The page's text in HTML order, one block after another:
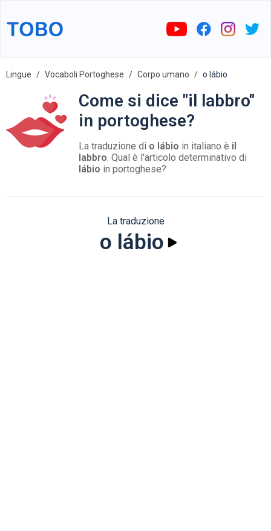
Lingue Vocaboli Portoghese Corpo umano o lábio
Come si dice "il labbro"
in portoghese?
La traduzione di o lábio in italiano è il
labbro. Qual è l'articolo determinativo di
lábio in portoghese?
La traduzione
o lábio